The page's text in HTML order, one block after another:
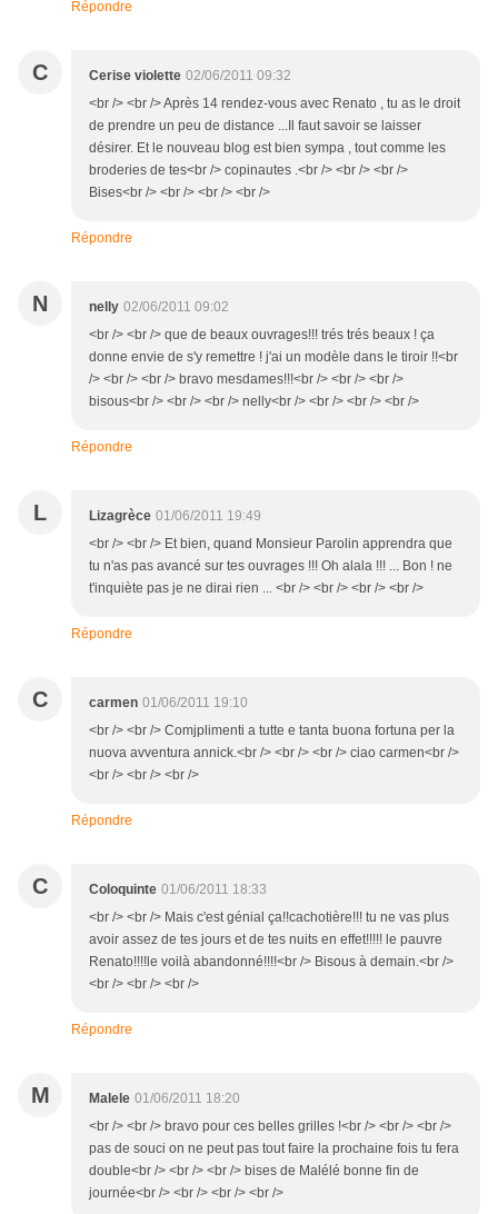
Répondre
C Cerise violette 02/06/2011 09:32
<br /> <br /> Après 14 rendez-vous avec Renato , tu as le droit
de prendre un peu de distance ...Il faut savoir se laisser
désirer. Et le nouveau blog est bien sympa , tout comme les
broderies de tes<br /> copinautes .<br /> <br /> <br />
Bises<br /> <br /> <br /> <br />
Répondre
N nelly 02/06/2011 09:02
<br /> <br /> que de beaux ouvrages!!! trés trés beaux ! ça
donne envie de s'y remettre ! j'ai un modèle dans le tiroir !!<br
/> <br /> <br /> bravo mesdames!!!<br /> <br /> <br />
bisous<br /> <br /> <br /> nelly<br /> <br /> <br /> <br />
Répondre
L Lizagrèce 01/06/2011 19:49
<br /> <br /> Et bien, quand Monsieur Parolin apprendra que
tu n'as pas avancé sur tes ouvrages !!! Oh alala !!! ... Bon ! ne
t'inquiète pas je ne dirai rien ... <br /> <br /> <br /> <br />
Répondre
C carmen 01/06/2011 19:10
<br /> <br /> Comjplimenti a tutte e tanta buona fortuna per la
nuova avventura annick.<br /> <br /> <br /> ciao carmen<br />
<br /> <br /> <br />
Répondre
C Coloquinte 01/06/2011 18:33
<br /> <br /> Mais c'est génial ça!!cachotière!!! tu ne vas plus
avoir assez de tes jours et de tes nuits en effet!!!!! le pauvre
Renato!!!!le voilà abandonné!!!!<br /> Bisous à demain.<br />
<br /> <br /> <br />
Répondre
M Malele 01/06/2011 18:20
<br /> <br /> bravo pour ces belles grilles !<br /> <br /> <br />
pas de souci on ne peut pas tout faire la prochaine fois tu fera
double<br /> <br /> <br /> bises de Malélé bonne fin de
journée<br /> <br /> <br /> <br />